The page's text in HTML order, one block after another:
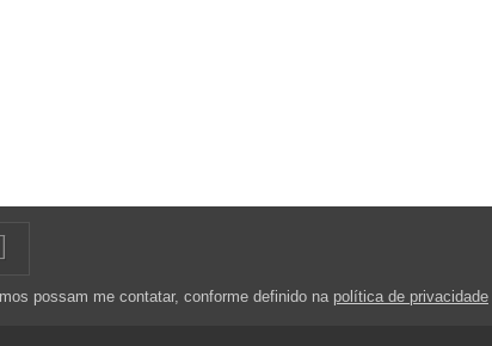
possam me contatar, conforme definido na política de privacidade